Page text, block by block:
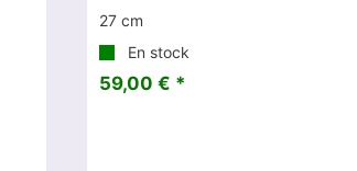
27 cm
En stock
59,00 € *